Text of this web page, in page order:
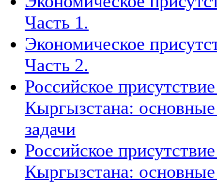
Часть 1.
Экономическое
Часть 2.
Российское
Кыргызстана:
задачи
Российское
Кыргызстана: основные